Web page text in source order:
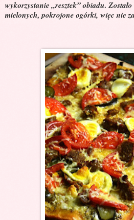
wykorzystanie „resztek” obiadu.
mielonych, pokrojone ogórki, więc nie